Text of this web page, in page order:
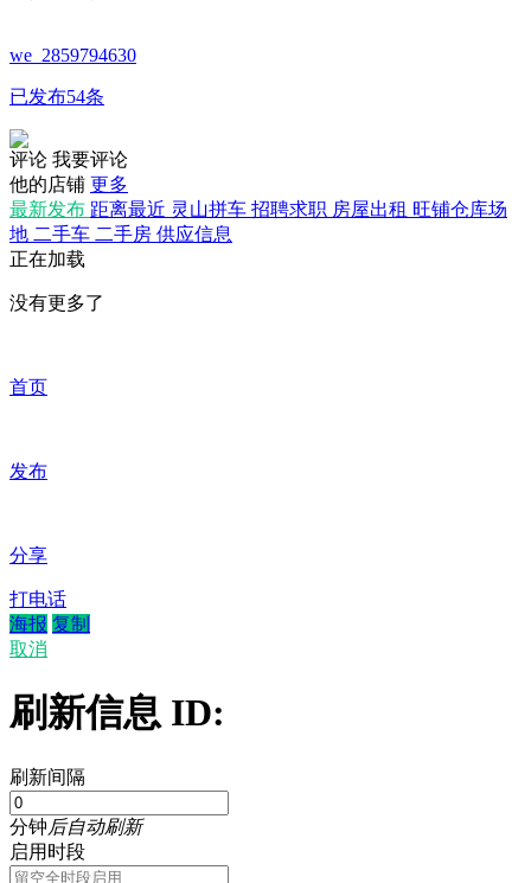
we_2859794630
已发布54条
评论 我要评论
他的店铺 更多
最新发布 距离最近 灵山拼车 招聘求职 房屋出租 旺铺仓库场
地 二手车 二手房 供应信息
正在加载
没有更多了
首页
发布
分享
打电话
海报 复制
取消
刷新信息 ID:
刷新间隔
分钟后自动刷新
启用时段